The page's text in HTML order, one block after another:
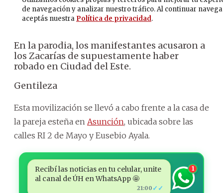
En la parodia, los manifestantes acusaron a
los Zacarías de supuestamente haber
robado en Ciudad del Este.
Gentileza
Esta movilización se llevó a cabo frente a la casa de
la pareja esteña en Asunción, ubicada sobre las
calles RI 2 de Mayo y Eusebio Ayala.
Recibí las noticias en tu celular, unite
al canal de ÚH en WhatsApp 🤩
21:00 ✓✓
1